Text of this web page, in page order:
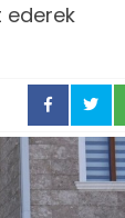
ederek